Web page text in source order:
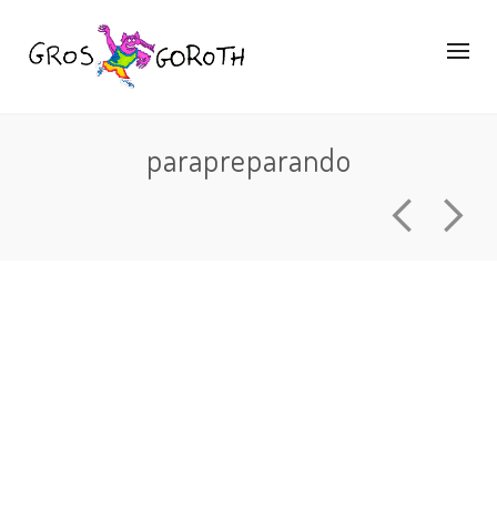
parapreparando